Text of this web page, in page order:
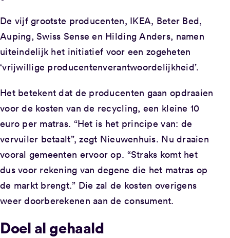
De vijf grootste producenten, IKEA, Beter Bed,
Auping, Swiss Sense en Hilding Anders, namen
uiteindelijk het initiatief voor een zogeheten
‘vrijwillige producentenverantwoordelijkheid’.
Het betekent dat de producenten gaan opdraaien
voor de kosten van de recycling, een kleine 10
euro per matras. “Het is het principe van: de
vervuiler betaalt”, zegt Nieuwenhuis. Nu draaien
vooral gemeenten ervoor op. “Straks komt het
dus voor rekening van degene die het matras op
de markt brengt.” Die zal de kosten overigens
weer doorberekenen aan de consument.
Doel al gehaald